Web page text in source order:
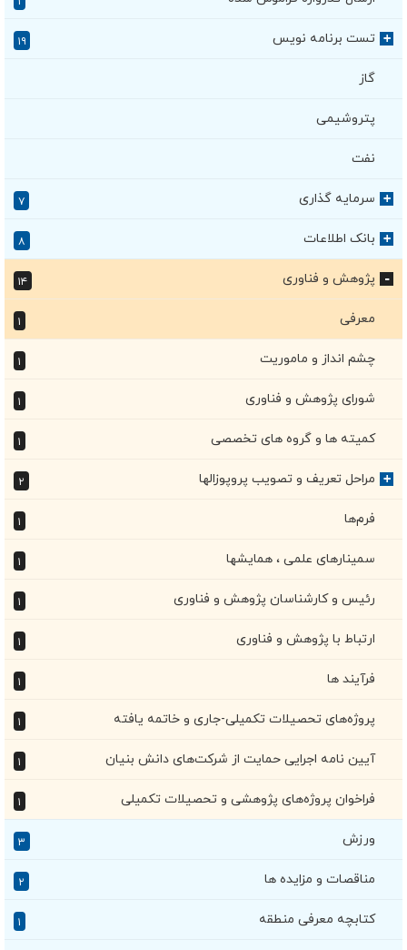
+ تست برنامه نویس ۱۹
گاز
پتروشیمی
نفت
+ سرمایه گذاری ۷
+ بانک اطلاعات ۸
پژوهش و فناوری ۱۴
معرفی
چشم انداز و ماموریت
شورای پژوهش و فناوری
کمیته ها و گروه های تخصصی
+ مراحل تعریف و تصویب پروپوزالها ۲
فرم‌ها
سمینارهای علمی ، همایشها
رئیس و کارشناسان پژوهش و فناوری
ارتباط با پژوهش و فناوری
فرآیند ها
پروژه‌های تحصیلات تکمیلی-جاری و خاتمه یافته
آیین نامه اجرایی حمایت از شرکت‌‌های دانش بنیان
فراخوان پروژه‌های پژوهشی و تحصیلات تکمیلی
ورزش ۳
مناقصات و مزایده ها ۲
کتابچه معرفی منطقه